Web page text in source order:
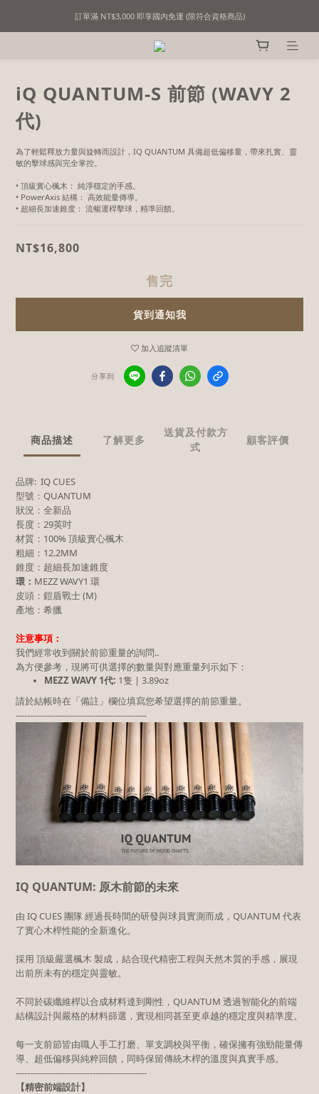
精選撞球用品｜用心挑選，只為懂行的你！
訂單滿 NT$3,000 即享國內免運 (限符合資格商品)
精選撞球用品｜用心挑選，只為懂行的你！
iQ QUANTUM-S 前節 (WAVY 2
代)
為了輕鬆釋放力量與旋轉而設計，IQ QUANTUM 具備超低偏移量，帶來扎實、靈
敏的擊球感與完全掌控。
• 頂級實心楓木： 純淨穩定的手感。
• PowerAxis 結構： 高效能量傳導。
• 超細長加速錐度： 流暢運桿擊球，精準回饋。
NT$16,800
售完
貨到通知我
加入追蹤清單
分享到
商品描述 了解更多
送貨及付款方
式
顧客評價
品牌: IQ CUES
型號：QUANTUM
狀況：全新品
長度：29英吋
材質：100% 頂級實心楓木
粗細：12.2MM
錐度：超細長加速錐度
環： MEZZ WAVY1 環
皮頭：鎧盾戰士 (M)
產地：希臘
注意事項：
我們經常收到關於前節重量的詢問..
為方便參考，現將可供選擇的數量與對應重量列示如下：
MEZZ WAVY 1代: 1隻 | 3.89oz
請於結帳時在「備註」欄位填寫您希望選擇的前節重量。
----------------------------------------------
IQ QUANTUM: 原木前節的未來
由 IQ CUES 團隊 經過長時間的研發與球員實測而成，QUANTUM 代表
了實心木桿性能的全新進化。
採用 頂級嚴選楓木 製成，結合現代精密工程與天然木質的手感，展現
出前所未有的穩定與靈敏。
不同於碳纖維桿以合成材料達到剛性，QUANTUM 透過智能化的前端
結構設計與嚴格的材料篩選，實現相同甚至更卓越的穩定度與精準度。
每一支前節皆由職人手工打磨、單支調校與平衡，確保擁有強勁能量傳
導、超低偏移與純粹回饋，同時保留傳統木桿的溫度與真實手感。
----------------------------------------------
【精密前端設計】